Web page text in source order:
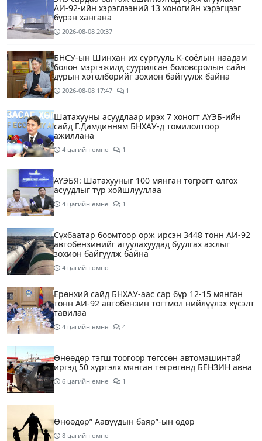
АИ-92-ийн хэрэглээний 13 хоногийн хэрэгцээг
бүрэн хангана
2026-08-08 20:37
БНСУ-ын Шинхан их сургууль К-соёлын наадам
болон мэргэжилд суурилсан боловсролын сайн
дурын хөтөлбөрийг зохион байгуулж байна
2026-08-08 17:47 1
Шатахууны асуудлаар ирэх 7 хоногт АҮЭБ-ийн
сайд Г.Дамдинням БНХАУ-д томилолтоор
ажиллана
4 цагийн өмнө 1
АҮЭБЯ: Шатахууныг 100 мянган төгрөгт олгох
асуудлыг түр хойшлууллаа
4 цагийн өмнө 1
Сүхбаатар боомтоор орж ирсэн 3448 тонн АИ-92
автобензинийг агуулахуудад буулгах ажлыг
зохион байгуулж байна
4 цагийн өмнө
Ерөнхий сайд БНХАУ-аас сар бүр 12-15 мянган
тонн АИ-92 автобензин тогтмол нийлүүлэх хүсэлт
тавилаа
4 цагийн өмнө 4
Өнөөдөр тэгш тоогоор төгссөн автомашинтай
иргэд 50 хүртэлх мянган төгрөгөнд БЕНЗИН авна
6 цагийн өмнө 1
Өнөөдөр” Аавуудын баяр”-ын өдөр
8 цагийн өмнө